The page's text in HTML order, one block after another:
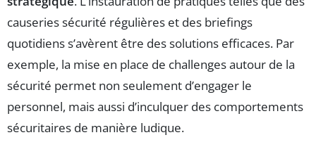
causeries sécurité régulières et des briefings
quotidiens s’avèrent être des solutions efficaces. Par
exemple, la mise en place de challenges autour de la
sécurité permet non seulement d’engager le
personnel, mais aussi d’inculquer des comportements
sécuritaires de manière ludique.